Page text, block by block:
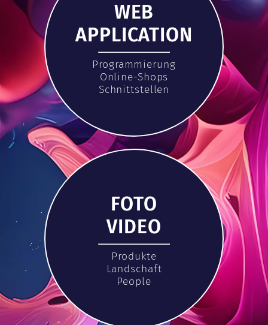
WEB
APPLICATION
Programmierung
Online-Shops
Schnittstellen
FOTO
VIDEO
Produkte
Landschaft
People